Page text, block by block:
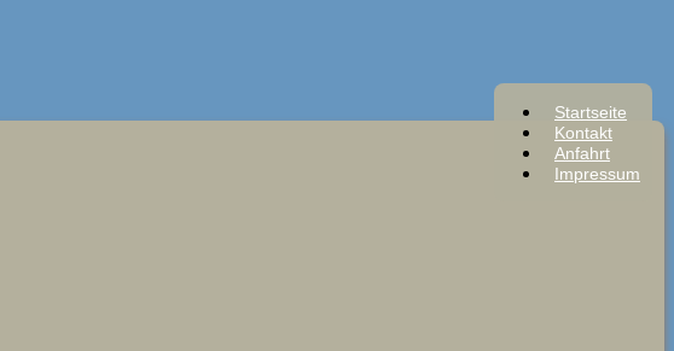
Startseite
Kontakt
Anfahrt
Impressum